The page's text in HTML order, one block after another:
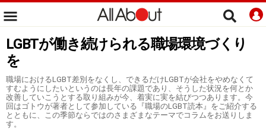
LGBTが働き続けられる職場環境づくり
を
職場におけるLGBT差別をなくし、できるだけLGBTが会社をやめなくて
すむようにしたいというのは長年の課題であり、そうした状況を何とか
改善していこうとする取り組みが今、着実に実を結びつつあります。今
回はゴトウが著者として参加している『職場のLGBT読本』をご紹介する
とともに、この季節ならではのさまざまなテーマでコラムをお送りしま
す。